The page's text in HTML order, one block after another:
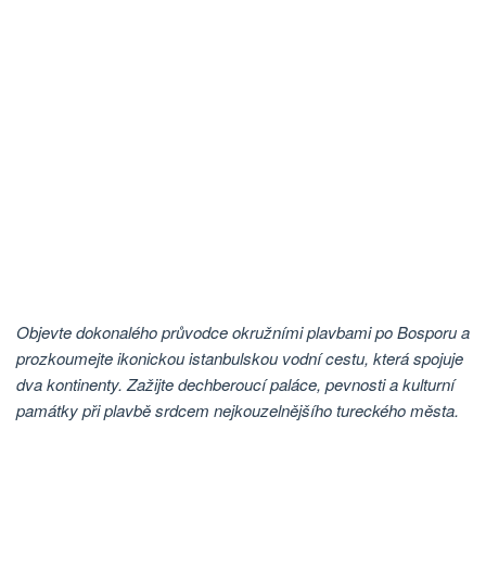
Objevte dokonalého průvodce okružními plavbami po Bosporu a
prozkoumejte ikonickou istanbulskou vodní cestu, která spojuje
dva kontinenty. Zažijte dechberoucí paláce, pevnosti a kulturní
památky při plavbě srdcem nejkouzelnějšího tureckého města.